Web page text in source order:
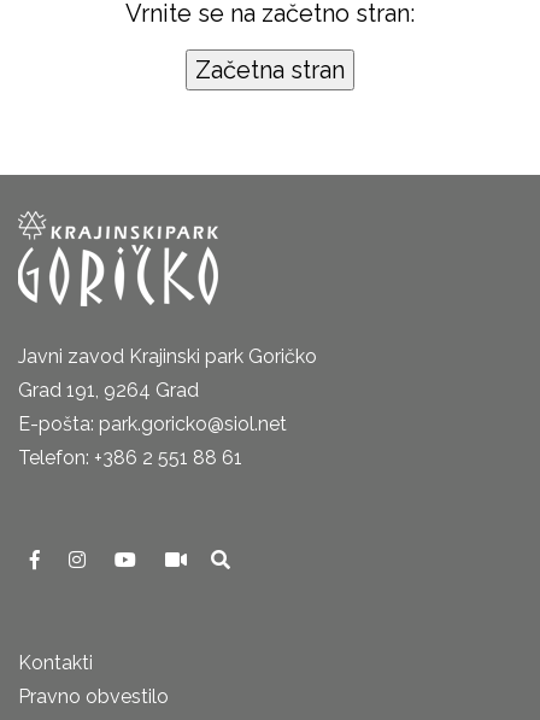
Vrnite se na začetno stran:
Javni zavod Krajinski park Goričko
Grad 191, 9264 Grad
E-pošta: park.goricko@siol.net
Telefon: +386 2 551 88 61
Kontakti
Pravno obvestilo